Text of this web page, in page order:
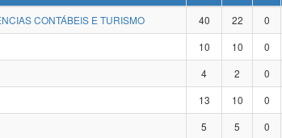
CONTÁBEIS E TURISMO
40 22 0
10 10 0
4 2 0
13 10 0
5 5 0